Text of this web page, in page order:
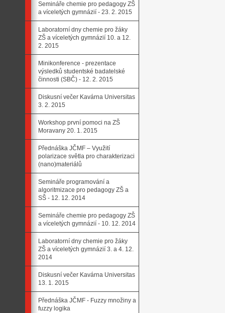
Semináře chemie pro pedagogy ZŠ
a víceletých gymnázií - 23. 2. 2015
Laboratorní dny chemie pro žáky
ZŠ a víceletých gymnázií 10. a 12.
2. 2015
Minikonference - prezentace
výsledků studentské badatelské
činnosti (SBČ) - 12. 2. 2015
Diskusní večer Kavárna Universitas
3. 2. 2015
Workshop první pomoci na ZŠ
Moravany 20. 1. 2015
Přednáška JČMF – Využití
polarizace světla pro charakterizaci
(nano)materiálů
Semináře programování a
algoritmizace pro pedagogy ZŠ a
SŠ - 12. 12. 2014
Semináře chemie pro pedagogy ZŠ
a víceletých gymnázií - 10. 12. 2014
Laboratorní dny chemie pro žáky
ZŠ a víceletých gymnázií 3. a 4. 12.
2014
Diskusní večer Kavárna Universitas
13. 1. 2015
Přednáška JČMF - Fuzzy množiny a
fuzzy logika